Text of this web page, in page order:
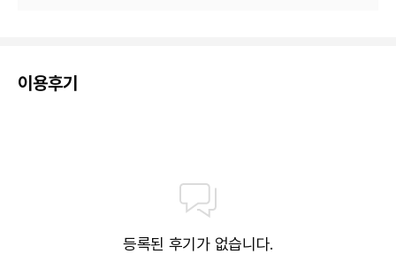
이용후기
등록된 후기가 없습니다.